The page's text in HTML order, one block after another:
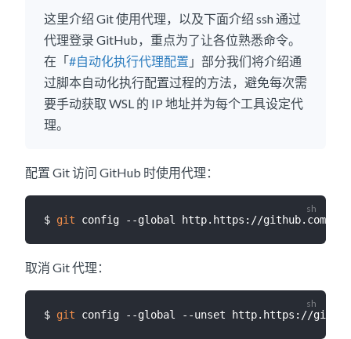
这里介绍 Git 使用代理，以及下面介绍 ssh 通过
代理登录 GitHub，重点为了让各位熟悉命令。
在「 #自动化执行代理配置 」部分我们将介绍通
过脚本自动化执行配置过程的方法，避免每次需
要手动获取 WSL 的 IP 地址并为每个工具设定代
理。
配置 Git 访问 GitHub 时使用代理：
$ git config --global http.https://
取消 Git 代理：
$ git